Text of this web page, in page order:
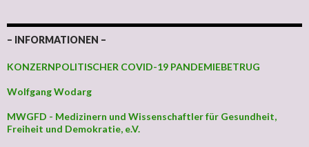
– INFORMATIONEN –
KONZERNPOLITISCHER COVID-19 PANDEMIEBETRUG
Wolfgang Wodarg
MWGFD - Medizinern und Wissenschaftler für Gesundheit,
Freiheit und Demokratie, e.V.